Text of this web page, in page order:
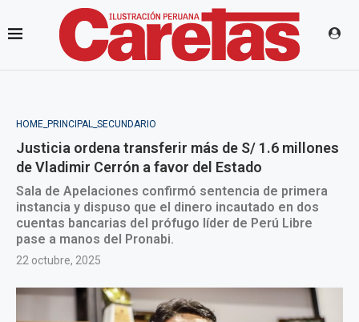
HOME_PRINCIPAL_SECUNDARIO
Justicia ordena transferir más de S/ 1.6 millones
de Vladimir Cerrón a favor del Estado
Sala de Apelaciones confirmó sentencia de primera
instancia y dispuso que el dinero incautado en dos
cuentas bancarias del prófugo líder de Perú Libre
pase a manos del Pronabi.
22 octubre, 2025